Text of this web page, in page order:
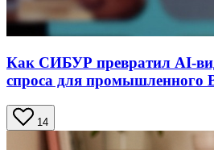
Как СИБУР превратил AI-
спроса для промышленного
14